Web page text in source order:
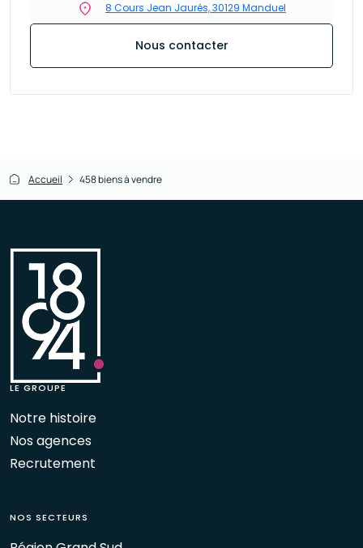
8 Cours Jean Jaurés, 30129 Manduel
Nous contacter
Accueil 458 biens à vendre
LE GROUPE
Notre histoire
Nos agences
Recrutement
NOS SECTEURS